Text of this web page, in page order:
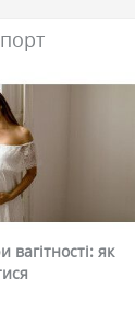
вагітності: як